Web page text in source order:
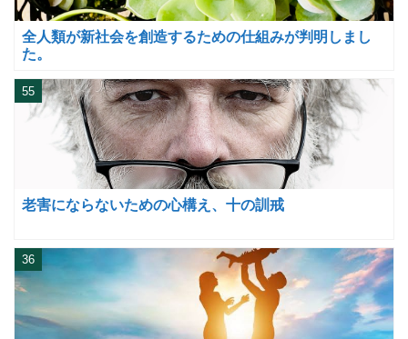
全人類が新社会を創造するための仕組みが判明しまし
た。
老害にならないための心構え、十の訓戒
55
36